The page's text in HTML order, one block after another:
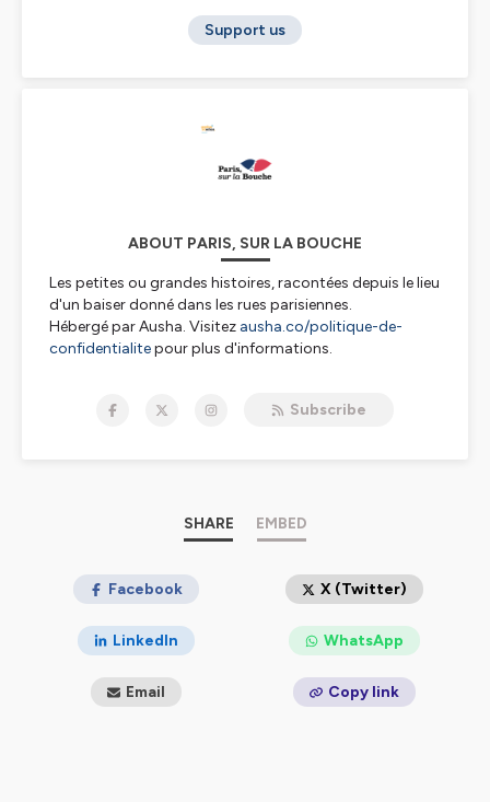
Support us
ABOUT PARIS, SUR LA BOUCHE
Les petites ou grandes histoires, racontées depuis le lieu
d'un baiser donné dans les rues parisiennes.
Hébergé par Ausha. Visitez ausha.co/politique-de-
confidentialitepour plus d'informations.
Subscribe
SHARE EMBED
Facebook X (Twitter)
LinkedIn WhatsApp
Email Copy link